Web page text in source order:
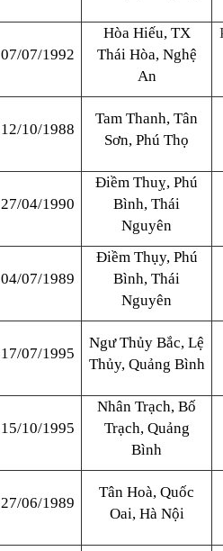
07/07/1992
Hòa Hiếu, TX
Thái Hòa, Nghệ
An
12/10/1988
Tam Thanh, Tân
Sơn, Phú Thọ
27/04/1990
Điềm Thuỵ, Phú
Bình, Thái
Nguyên
04/07/1989
Điềm Thụy, Phú
Bình, Thái
Nguyên
17/07/1995
Ngư Thủy Bắc, Lệ
Thủy, Quảng Bình
15/10/1995
Nhân Trạch, Bố
Trạch, Quảng
Bình
27/06/1989
Tân Hoà, Quốc
Oai, Hà Nội